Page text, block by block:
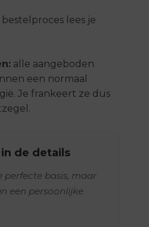
lees je
alle aangeboden
een normaal
Je frankeert ze dus
de details
perfecte basis, maar
een persoonlijke